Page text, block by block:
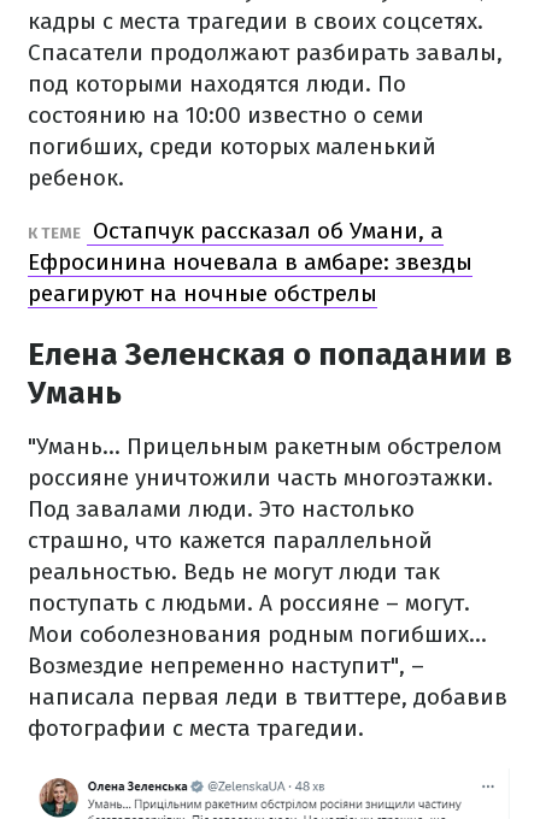
кадры с места трагедии в своих соцсетях.
Спасатели продолжают разбирать завалы,
под которыми находятся люди. По
состоянию на 10:00 известно о семи
погибших, среди которых маленький
ребенок.
К ТЕМЕ
Остапчук рассказал об Умани, а
Ефросинина ночевала в амбаре: звезды
реагируют на ночные обстрелы
Елена Зеленская о попадании в
Умань
"Умань… Прицельным ракетным обстрелом
россияне уничтожили часть многоэтажки.
Под завалами люди. Это настолько
страшно, что кажется параллельной
реальностью. Ведь не могут люди так
поступать с людьми. А россияне – могут.
Мои соболезнования родным погибших…
Возмездие непременно наступит", –
написала первая леди в твиттере, добавив
фотографии с места трагедии.